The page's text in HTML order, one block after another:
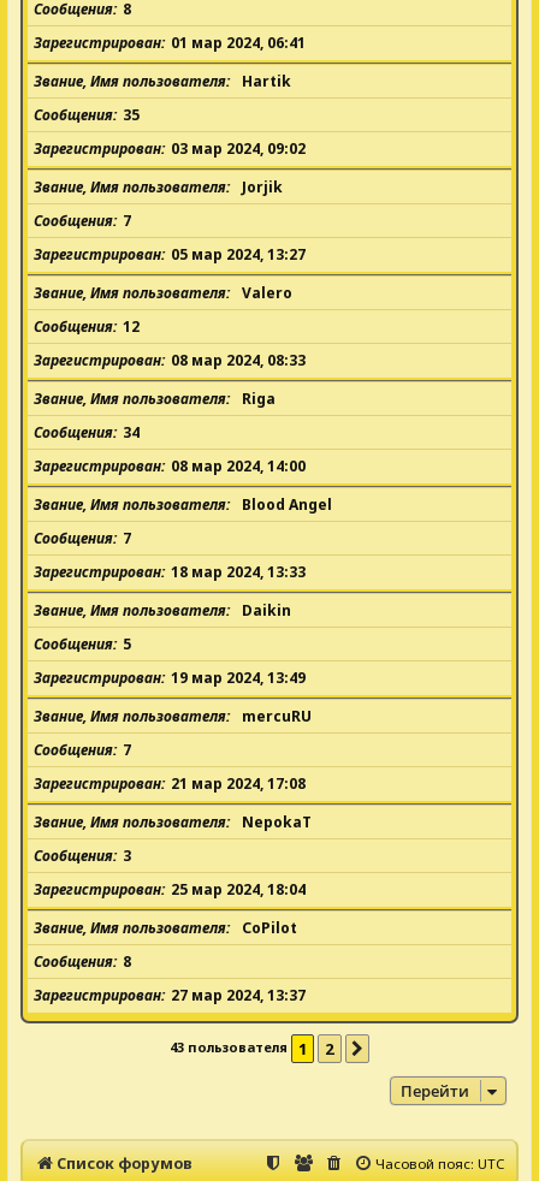
Сообщения 8
Зарегистрирован 01 мар 2024, 06:41
Звание, Имя пользователя
Hartik
Сообщения 35
Зарегистрирован 03 мар 2024, 09:02
Звание, Имя пользователя
Jorjik
Сообщения 7
Зарегистрирован 05 мар 2024, 13:27
Звание, Имя пользователя
Valero
Сообщения 12
Зарегистрирован 08 мар 2024, 08:33
Звание, Имя пользователя
Riga
Сообщения 34
Зарегистрирован 08 мар 2024, 14:00
Звание, Имя пользователя
Blood Angel
Сообщения 7
Зарегистрирован 18 мар 2024, 13:33
Звание, Имя пользователя
Daikin
Сообщения 5
Зарегистрирован 19 мар 2024, 13:49
Звание, Имя пользователя
mercuRU
Сообщения 7
Зарегистрирован 21 мар 2024, 17:08
Звание, Имя пользователя
NepokaT
Сообщения 3
Зарегистрирован 25 мар 2024, 18:04
Звание, Имя пользователя
CoPilot
Сообщения 8
Зарегистрирован 27 мар 2024, 13:37
43 пользователя 1 2
Перейти
Список форумов Часовой пояс:UTC